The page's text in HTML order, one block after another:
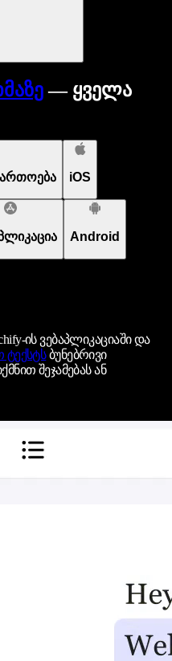
— ყველა
iOS
Android
ის ვებაპლიკაციაში და
ტექსტსბუნებრივი
შეჯამებას ან